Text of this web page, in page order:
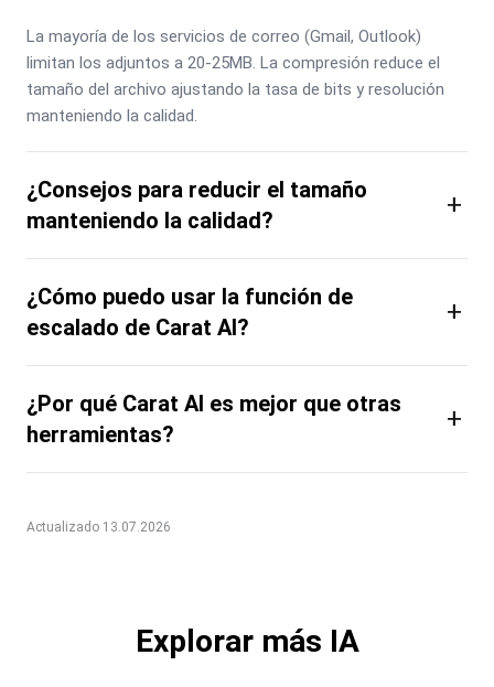
La mayoría de los servicios de correo (Gmail, Outlook)
limitan los adjuntos a 20-25MB. La compresión reduce el
tamaño del archivo ajustando la tasa de bits y resolución
manteniendo la calidad.
¿Consejos para reducir el tamaño
manteniendo la calidad?
+
¿Cómo puedo usar la función de
escalado de Carat AI?
+
¿Por qué Carat AI es mejor que otras
herramientas?
+
Actualizado 13.07.2026
Explorar más IA